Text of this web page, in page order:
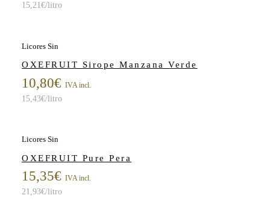
15,21€/litro
Licores Sin
OXEFRUIT Sirope Manzana Verde
10,80€ IVA incl.
15,43€/litro
Licores Sin
OXEFRUIT Pure Pera
15,35€ IVA incl.
21,93€/litro